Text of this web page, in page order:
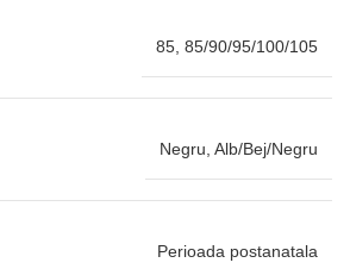
85, 85/90/95/100/105
Negru, Alb/Bej/Negru
Perioada postanatala